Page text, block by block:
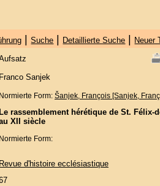
|Suche | Detaillierte Suche | Neuer
Franco Sanjek
Normierte Form: Šanjek, François [Sanjek,
Le rassemblement hérétique de St. Félix-
XII siècle
Normierte Form:
Revue d'histoire ecclésiastique